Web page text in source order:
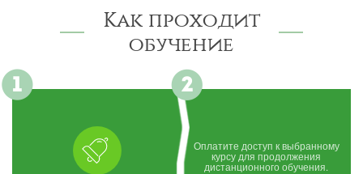
Как проходит
обучение
Оплатите доступ к выбранному
курсу для продолжения
дистанционного обучения.